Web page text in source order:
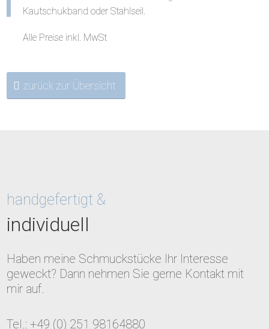
Kautschukband oder Stahlseil.
Alle Preise inkl. MwSt
zurück zur Übersicht
handgefertigt &
individuell
Haben meine Schmuckstücke Ihr Interesse
geweckt? Dann nehmen Sie gerne Kontakt mit
mir auf.
Tel.: +49 (0) 251 98164880